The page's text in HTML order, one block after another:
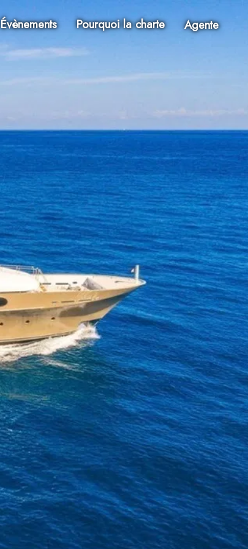
Évènements Pourquoi la charte Agente